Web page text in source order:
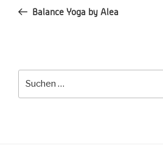
BeitragBalance Yoga by Alea